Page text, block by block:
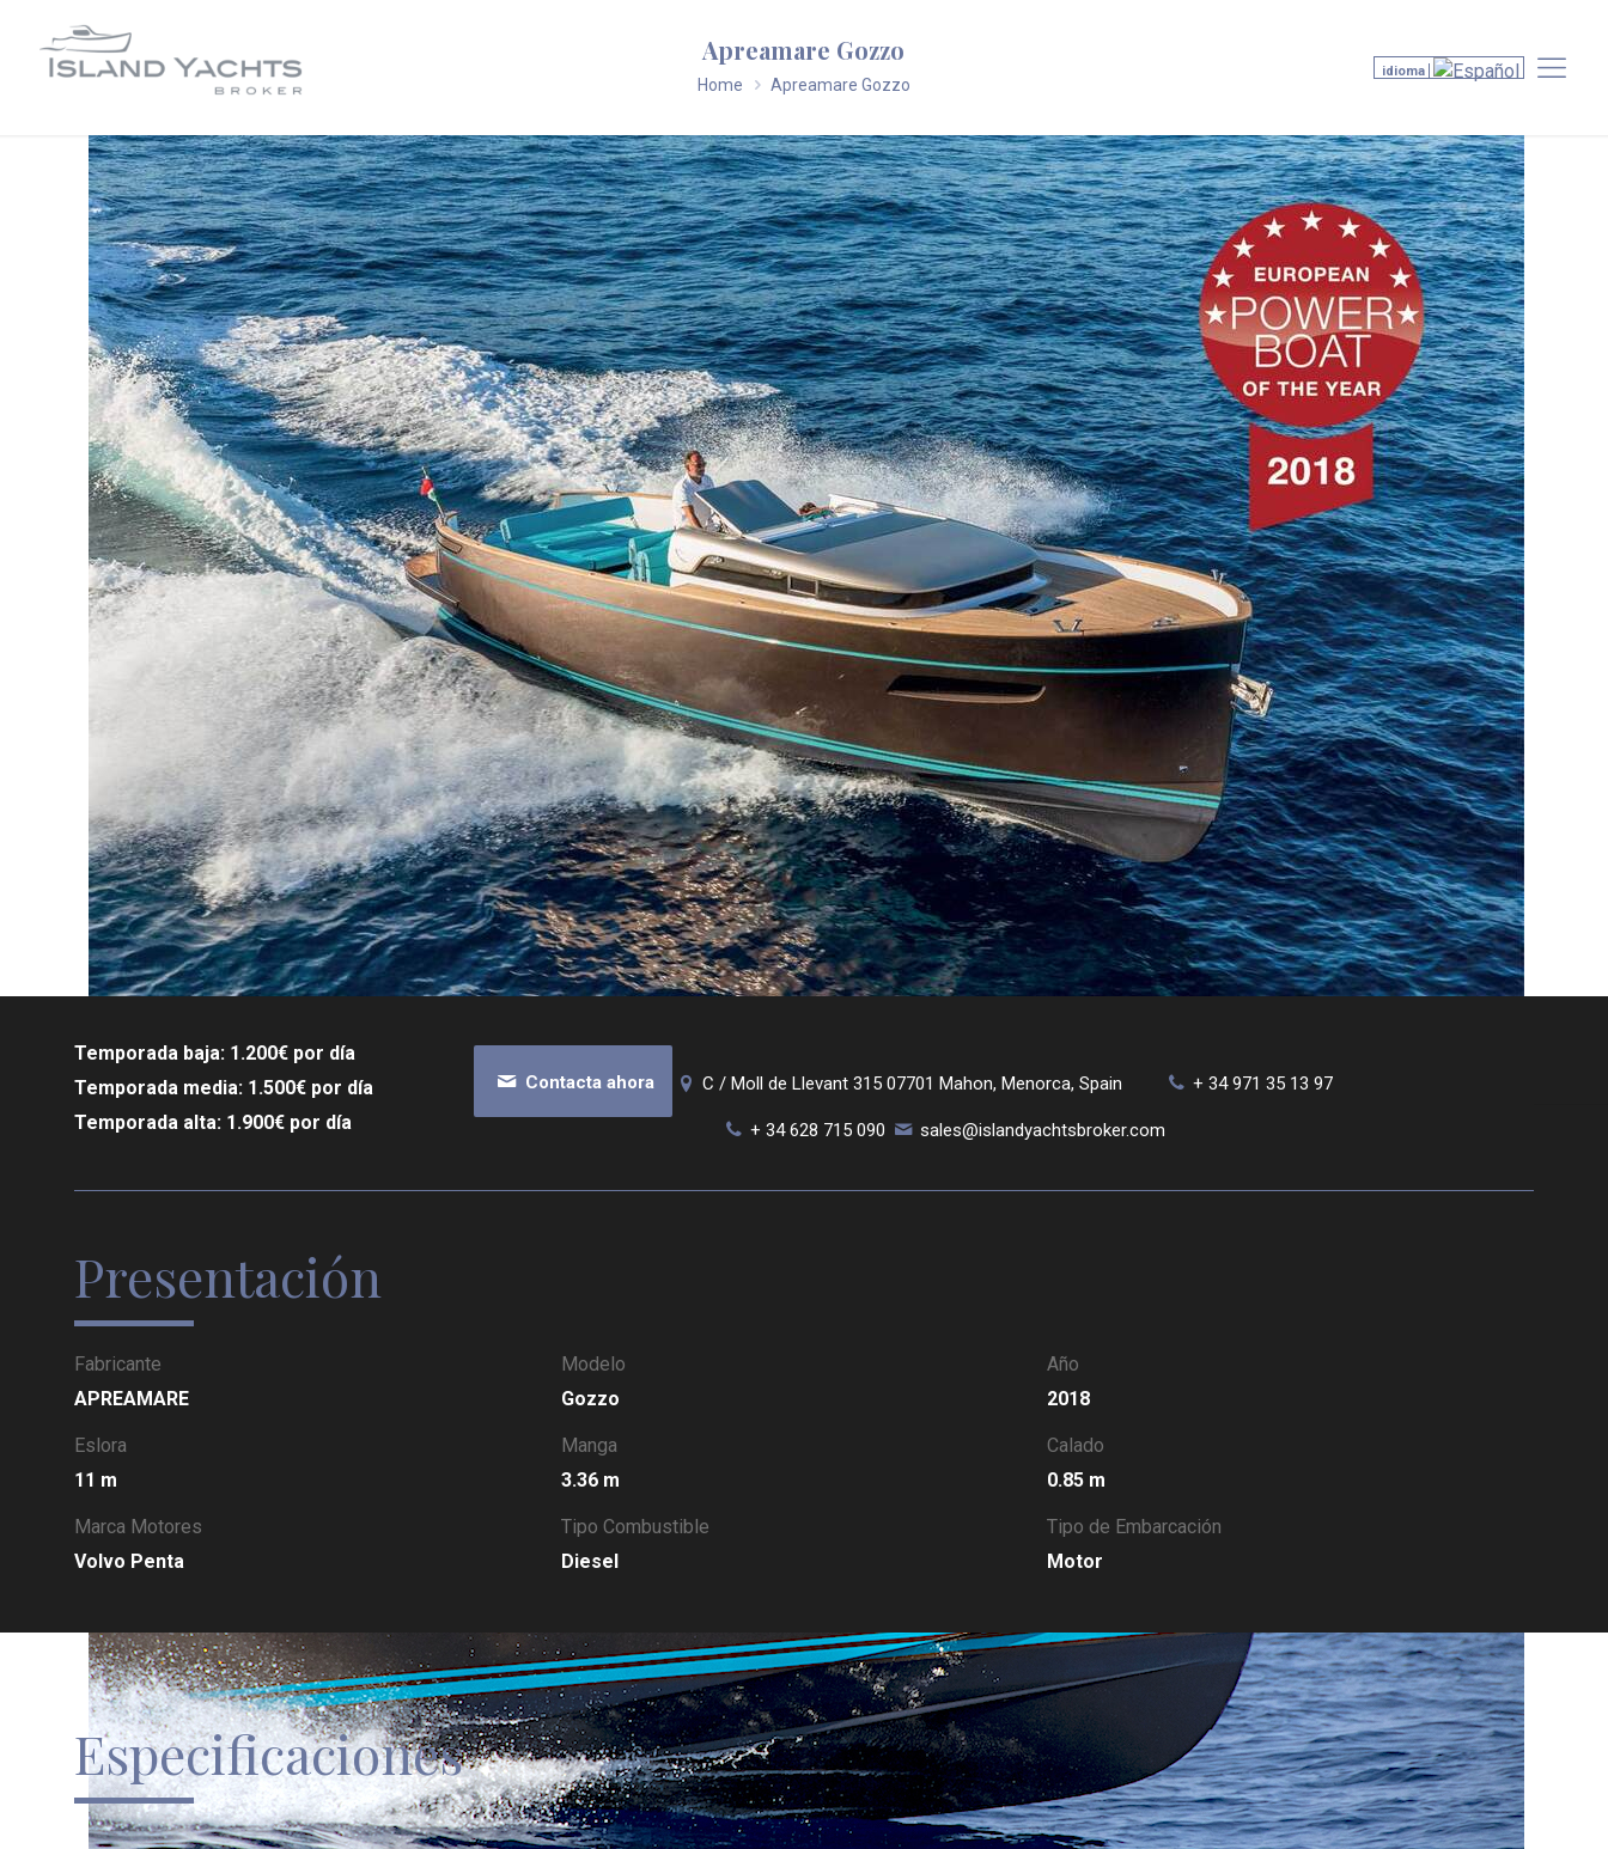
idioma
Apreamare Gozzo
Home Apreamare Gozzo
Contacta ahora
Temporada baja: 1.200€ por día
Temporada media: 1.500€ por día
Temporada alta: 1.900€ por día
C / Moll de Llevant 315 07701 Mahon, Menorca, Spain + 34 971 35 13 97
+ 34 628 715 090 sales@islandyachtsbroker.com
Presentación
Fabricante
APREAMARE
Modelo
Gozzo
Año
2018
Eslora
11 m
Manga
3.36 m
Calado
0.85 m
Marca Motores
Volvo Penta
Tipo Combustible
Diesel
Tipo de Embarcación
Motor
Especificaciones